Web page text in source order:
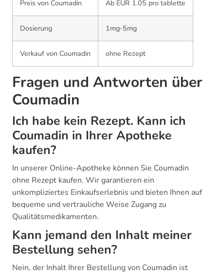
Preis von Coumadin Ab EUR 1.05 pro tablette
Dosierung 1mg-5mg
Verkauf von Coumadin ohne Rezept
Fragen und Antworten über
Coumadin
Ich habe kein Rezept. Kann ich
Coumadin in Ihrer Apotheke
kaufen?
In unserer Online-Apotheke können Sie Coumadin
ohne Rezept kaufen. Wir garantieren ein
unkompliziertes Einkaufserlebnis und bieten Ihnen auf
bequeme und vertrauliche Weise Zugang zu
Qualitätsmedikamenten.
Kann jemand den Inhalt meiner
Bestellung sehen?
Nein, der Inhalt Ihrer Bestellung von Coumadin ist